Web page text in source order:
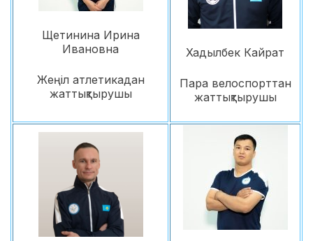
Щетинина Ирина
Ивановна
Жеңіл атлетикадан
жаттықтырушы
Хадылбек Кайрат
Пара велоспорттан
жаттықтырушы